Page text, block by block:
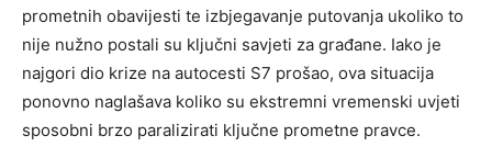
prometnih obavijesti te izbjegavanje putovanja ukoliko to
nije nužno postali su ključni savjeti za građane. Iako je
najgori dio krize na autocesti S7 prošao, ova situacija
ponovno naglašava koliko su ekstremni vremenski uvjeti
sposobni brzo paralizirati ključne prometne pravce.